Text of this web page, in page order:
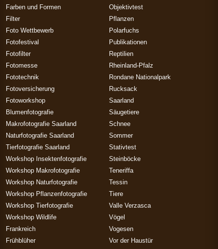
Farben und Formen
Filter
Foto Wettbewerb
Fotofestival
Fotofilter
Fotomesse
Fototechnik
Fotoversicherung
Fotoworkshop
Blumenfotografie
Makrofotografie Saarland
Naturfotografie Saarland
Tierfotografie Saarland
Workshop Insektenfotografie
Workshop Makrofotografie
Workshop Naturfotografie
Workshop Pflanzenfotografie
Workshop Tierfotografie
Workshop Wildlife
Frankreich
Frühblüher
Objektivtest
Pflanzen
Polarfuchs
Publikationen
Reptilien
Rheinland-Pfalz
Rondane Nationalpark
Rucksack
Saarland
Säugetiere
Schnee
Sommer
Stativtest
Steinböcke
Teneriffa
Tessin
Tiere
Valle Verzasca
Vögel
Vogesen
Vor der Haustür